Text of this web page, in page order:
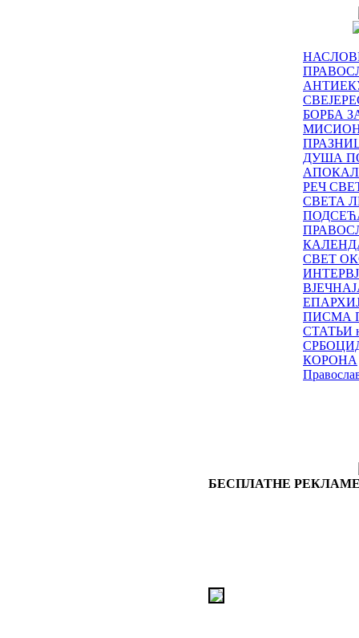
БОРБА
ДУША
РЕЧ
СВЕТА
СВЕТ
ПИСМА
СТАТЬИ
КОРОНА
БЕСПЛАТНЕ